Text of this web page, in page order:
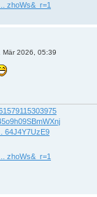
zhoWs&_r=1
Mär 2026, 05:39
64J4Y7UzE9
zhoWs&_r=1